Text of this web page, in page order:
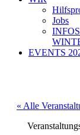
Jobs
EVENTS
« Alle